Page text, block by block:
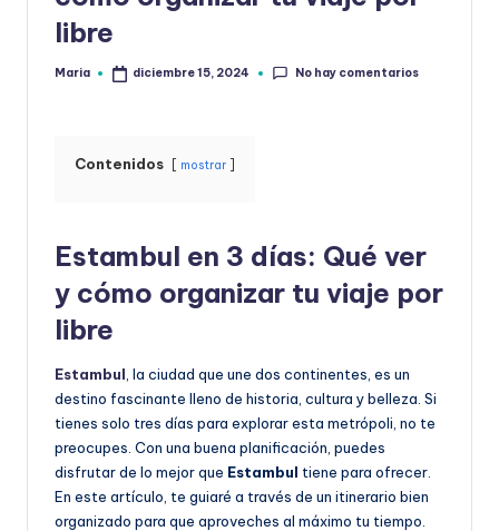
libre
Publicado
Maria diciembre 15, 2024 No hay comentarios
Contenidos mostrar
Estambul en 3 días: Qué ver
y cómo organizar tu viaje por
libre
Estambul , la ciudad que une dos continentes, es un
destino fascinante lleno de historia, cultura y belleza. Si
tienes solo tres días para explorar esta metrópoli, no te
preocupes. Con una buena planificación, puedes
disfrutar de lo mejor que Estambul tiene para ofrecer.
En este artículo, te guiaré a través de un itinerario bien
organizado para que aproveches al máximo tu tiempo.